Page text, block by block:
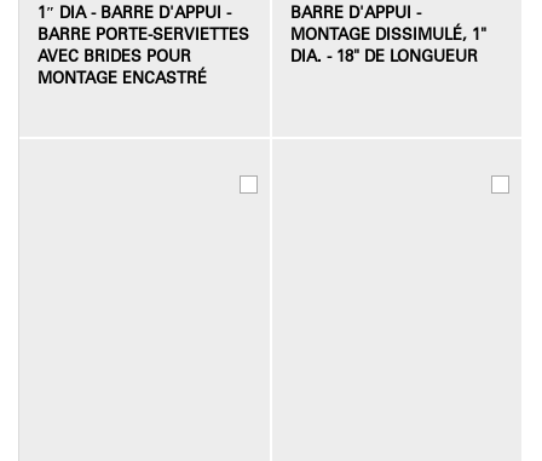
1″ DIA - BARRE D'APPUI -
BARRE PORTE-SERVIETTES
AVEC BRIDES POUR
MONTAGE ENCASTRÉ
BARRE D'APPUI -
MONTAGE DISSIMULÉ, 1"
DIA. - 18" DE LONGUEUR